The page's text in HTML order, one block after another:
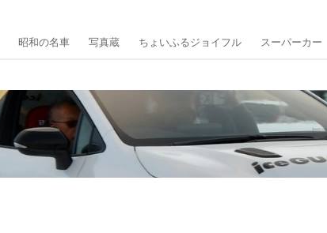
昭和の名車 写真蔵 ちょいふるジョイフル スーパーカー